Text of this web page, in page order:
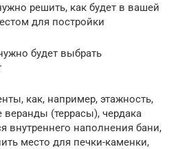
решить, как будет в вашей
для постройки
будет выбрать
как, например, этажность,
веранды (террасы), чердака
внутреннего наполнения бани,
место для печки-каменки,